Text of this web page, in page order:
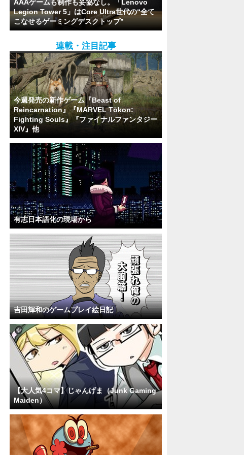
AAAゲームも制作も妥協なし。「Lenovo
Legion Tower 5」はCore Ultra世代の“全て
こなせるゲーミングデスクトップ”
連載・注目記事
今週発売の新作ゲーム『Beast of
Reincarnation』『MARVEL Tōkon:
Fighting Souls』『ファイナルファンタジー
XIV』他
有志日本語化の現場から
吉田輝和のゲームプレイ絵日記
【大人気4コマ】じゃんげま（Junk Gaming
Maiden）